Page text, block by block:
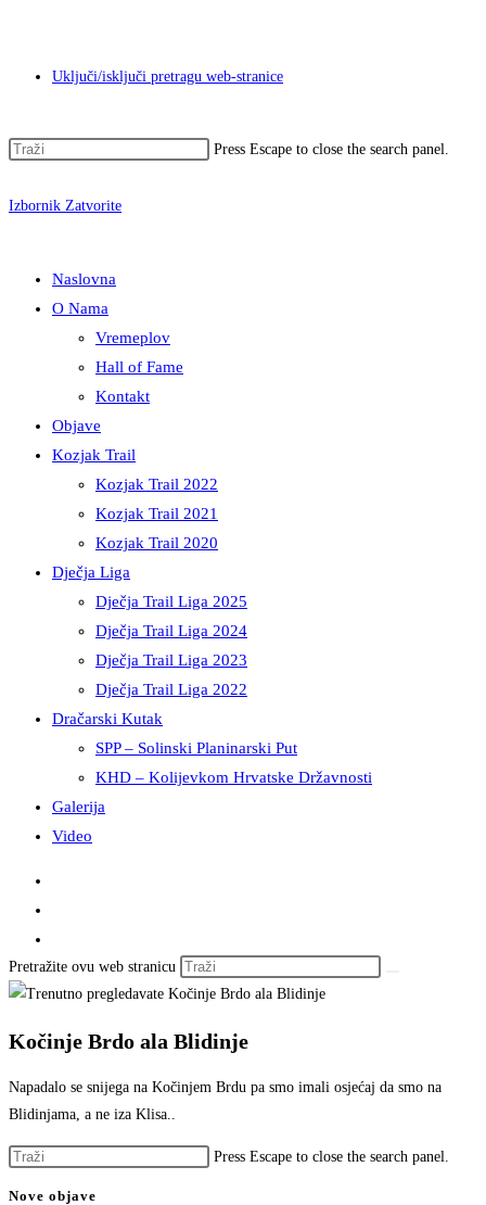
Uključi/isključi pretragu web-stranice
Press Escape to close the search panel.
Izbornik Zatvorite
Naslovna
O Nama
Vremeplov
Hall of Fame
Kontakt
Objave
Kozjak Trail
Kozjak Trail 2022
Kozjak Trail 2021
Kozjak Trail 2020
Dječja Liga
Dječja Trail Liga 2025
Dječja Trail Liga 2024
Dječja Trail Liga 2023
Dječja Trail Liga 2022
Dračarski Kutak
SPP – Solinski Planinarski Put
KHD – Kolijevkom Hrvatske Državnosti
Galerija
Video
Pretražite ovu web stranicu
Kočinje Brdo ala Blidinje
Napadalo se snijega na Kočinjem Brdu pa smo imali osjećaj da smo na
Blidinjama, a ne iza Klisa..
Press Escape to close the search panel.
Nove objave